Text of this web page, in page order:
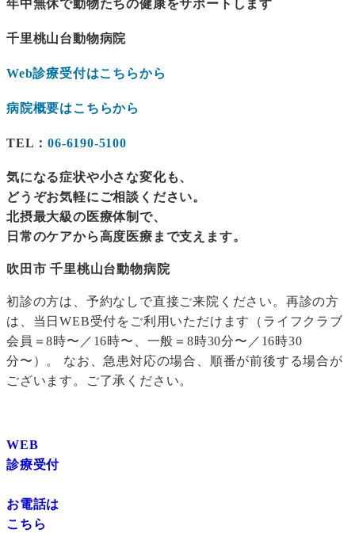
年中無休で動物たちの健康をサポートします
千里桃山台動物病院
Web診療受付はこちらから
病院概要はこちらから
TEL：06-6190-5100
気になる症状や小さな変化も、
どうぞお気軽にご相談ください。
北摂最大級の医療体制で、
日常のケアから高度医療まで支えます。
吹田市 千里桃山台動物病院
初診の方は、予約なしで直接ご来院ください。再診の方
は、当日WEB受付をご利用いただけます（ライフクラブ
会員＝8時〜／16時〜、一般＝8時30分〜／16時30
分〜）。 なお、急患対応の場合、順番が前後する場合が
ございます。ご了承ください。
WEB
診療受付
お電話は
こちら